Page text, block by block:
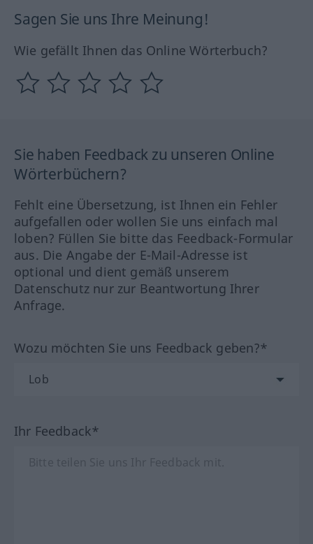
Sagen Sie uns Ihre Meinung!
Wie gefällt Ihnen das Online Wörterbuch?
Sie haben Feedback zu unseren Online
Wörterbüchern?
Fehlt eine Übersetzung, ist Ihnen ein Fehler
aufgefallen oder wollen Sie uns einfach mal
loben? Füllen Sie bitte das Feedback-Formular
aus. Die Angabe der E-Mail-Adresse ist
optional und dient gemäß unserem
Datenschutz nur zur Beantwortung Ihrer
Anfrage.
Wozu möchten Sie uns Feedback geben?*
Ihr Feedback*